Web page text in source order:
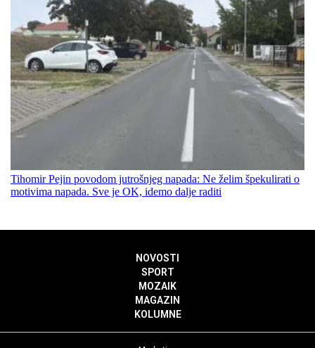
Tihomir Pejin povodom jutrošnjeg napada: Ne želim špekulirati o
motivima napada. Sve je OK, idemo dalje raditi
NOVOSTI
SPORT
MOZAIK
MAGAZIN
KOLUMNE